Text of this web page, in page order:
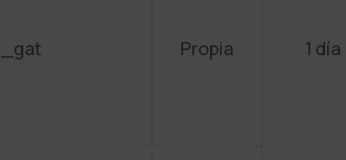
_gat Propia 1 día